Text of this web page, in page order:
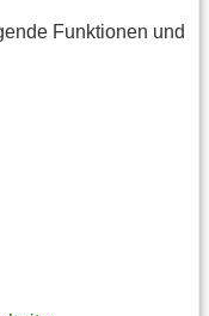
Funktionen und